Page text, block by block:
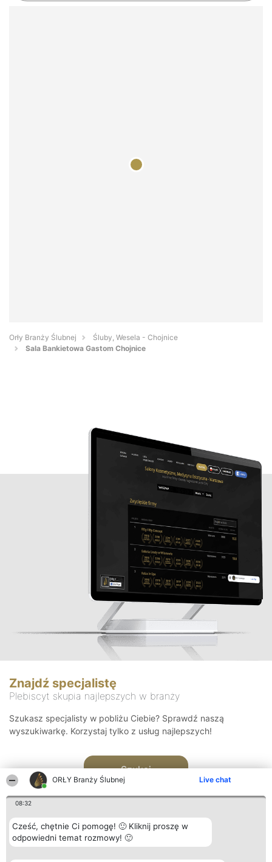
ORŁY Branży Ślubnej Live chat
08:32
Cześć, chętnie Ci pomogę! 🙂 Kliknij proszę w
odpowiedni temat rozmowy! 🙂
Orły Branży Ślubnej
Śluby, Wesela - Chojnice
Sala Bankietowa Gastom Chojnice
Znajdź specjalistę
Plebiscyt skupia najlepszych w branży
Szukasz specjalisty w pobliżu Ciebie? Sprawdź naszą
wyszukiwarkę. Korzystaj tylko z usług najlepszych!
Szukaj
Organizator plebiscytu Plebiscyt Kontakt